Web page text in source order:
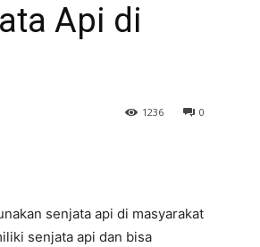
Api di
0
1236
senjata api di masyarakat
senjata api dan bisa